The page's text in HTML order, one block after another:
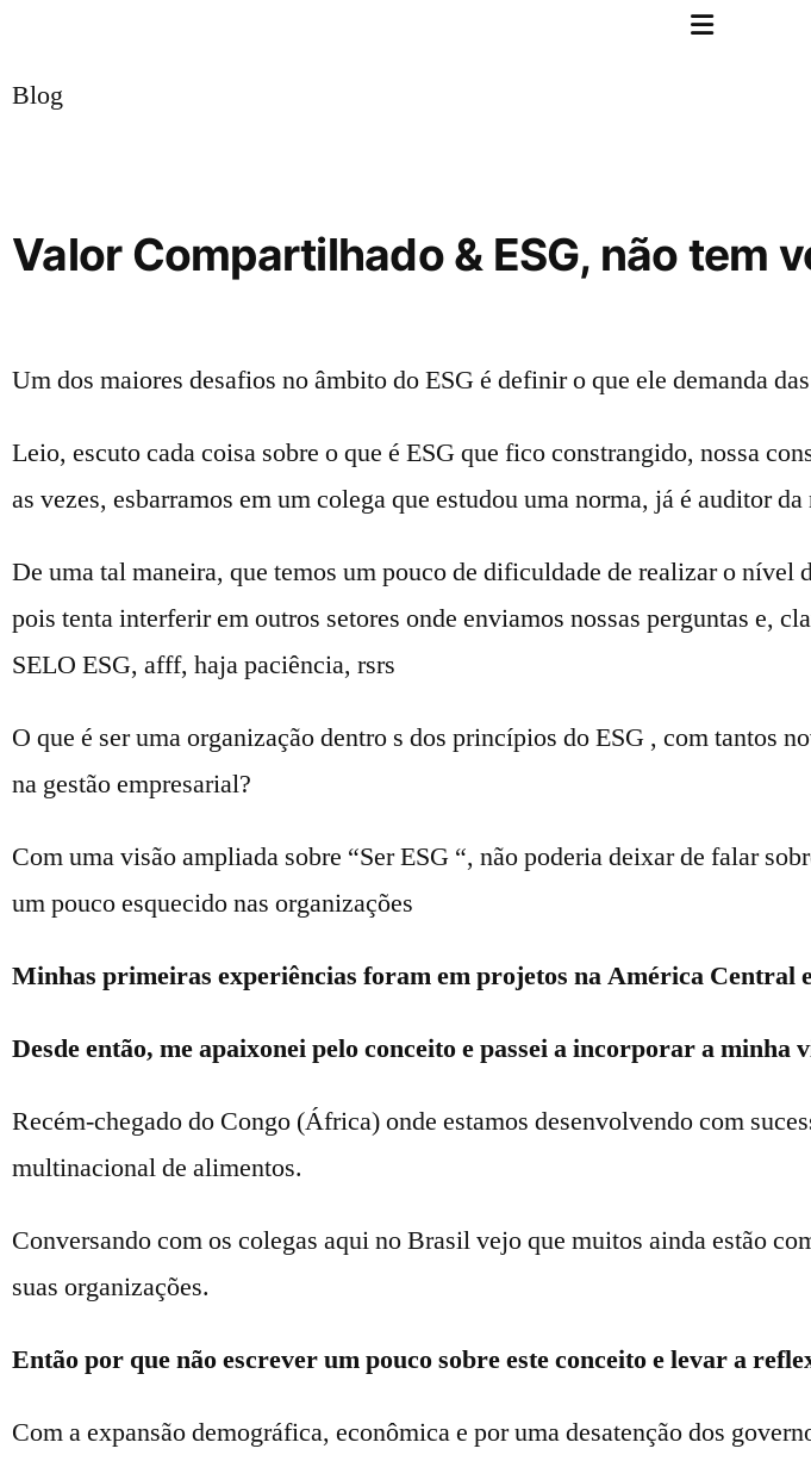
Blog
Valor Compartilhado & ESG, não tem
Um dos maiores desafios no âmbito do ESG é definir o que ele demanda
Leio, escuto cada coisa sobre o que é ESG que fico constrangido, nossa
as vezes, esbarramos em um colega que estudou uma norma, já é auditor
De uma tal maneira, que temos um pouco de dificuldade de realizar o nível
pois tenta interferir em outros setores onde enviamos nossas perguntas e,
SELO ESG, afff, haja paciência, rsrs
O que é ser uma organização dentro s dos princípios do ESG , com tantos
na gestão empresarial?
Com uma visão ampliada sobre “Ser ESG “, não poderia deixar de falar
um pouco esquecido nas organizações
Minhas primeiras experiências foram em projetos na América Central
Desde então, me apaixonei pelo conceito e passei a incorporar a minha
Recém-chegado do Congo (África) onde estamos desenvolvendo com
multinacional de alimentos.
Conversando com os colegas aqui no Brasil vejo que muitos ainda estão
suas organizações.
Então por que não escrever um pouco sobre este conceito e levar a
Com a expansão demográfica, econômica e por uma desatenção dos